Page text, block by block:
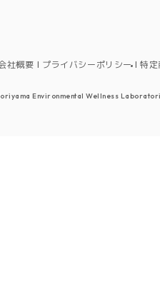
社概要 プライバシーポリシー 特
Environmental Wellness